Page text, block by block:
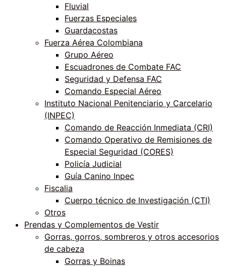
Fluvial
Fuerzas Especiales
Guardacostas
Fuerza Aérea Colombiana
Grupo Aéreo
Escuadrones de Combate FAC
Seguridad y Defensa FAC
Comando Especial Aéreo
Instituto Nacional Penitenciario y Carcelario
(INPEC)
Comando de Reacción Inmediata (CRI)
Comando Operativo de Remisiones de
Especial Seguridad (CORES)
Policía Judicial
Guía Canino Inpec
Fiscalia
Cuerpo técnico de Investigación (CTI)
Otros
Prendas y Complementos de Vestir
Gorras, gorros, sombreros y otros accesorios
de cabeza
Gorras y Boinas